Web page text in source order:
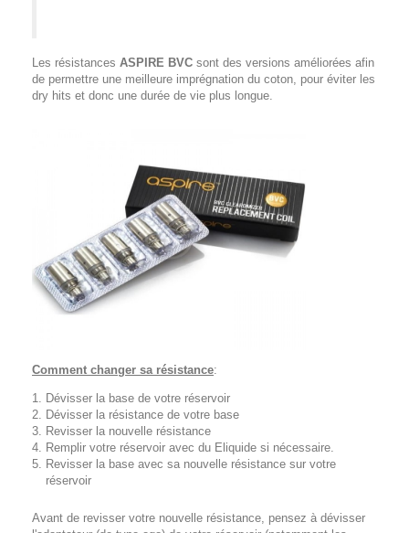
Les résistances ASPIRE BVC sont des versions améliorées afin
de permettre une meilleure imprégnation du coton, pour éviter les
dry hits et donc une durée de vie plus longue.
Comment changer sa résistance:
Dévisser la base de votre réservoir
Dévisser la résistance de votre base
Revisser la nouvelle résistance
Remplir votre réservoir avec du Eliquide si nécessaire.
Revisser la base avec sa nouvelle résistance sur votre
réservoir
Avant de revisser votre nouvelle résistance, pensez à dévisser